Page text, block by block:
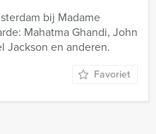
bij Madame
Mahatma Ghandi, John
Jackson en anderen.
Favoriet